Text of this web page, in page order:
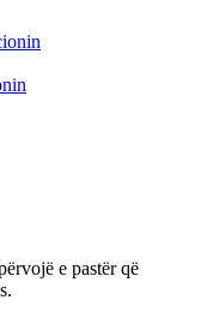
e pastër që